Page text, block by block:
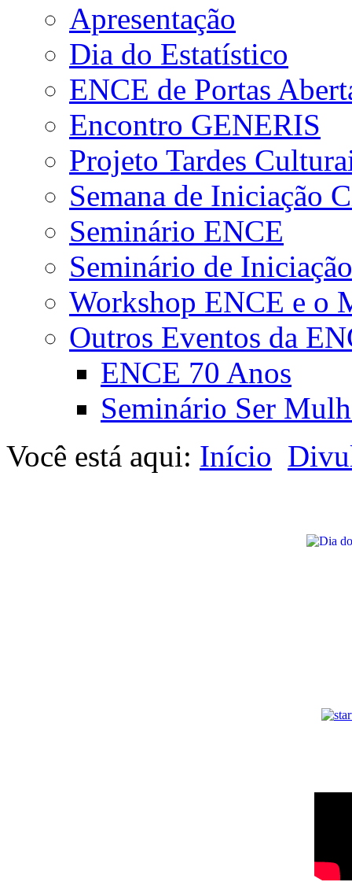
Apresentação
Dia do Estatístico
ENCE de Portas
Encontro GENERIS
Projeto Tardes
Semana de Iniciação
Seminário ENCE
Seminário de
Workshop ENCE e o
Outros Eventos da
ENCE 70 Anos
Seminário Ser
Você está aqui: Início